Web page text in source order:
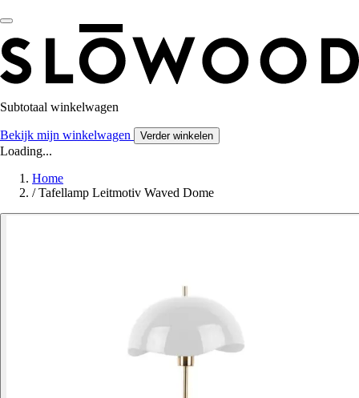
Subtotaal winkelwagen
Bekijk mijn winkelwagen Verder winkelen
Loading...
Home
/ Tafellamp Leitmotiv Waved Dome